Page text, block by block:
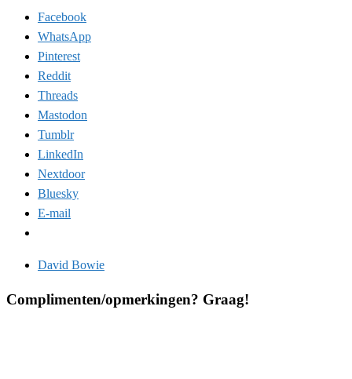
Facebook
WhatsApp
Pinterest
Reddit
Threads
Mastodon
Tumblr
LinkedIn
Nextdoor
Bluesky
E-mail
David Bowie
Complimenten/opmerkingen? Graag!